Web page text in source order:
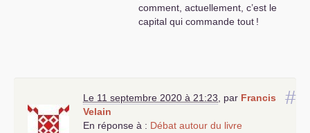
comment, actuellement, c’est le
capital qui commande tout !
#
Le 11 septembre 2020 à 21:23, par Francis
Velain
En réponse à : Débat autour du livre